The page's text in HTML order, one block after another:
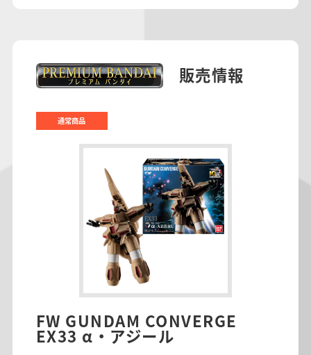
販売情報
通常商品
FW GUNDAM CONVERGE
EX33 α・アジール